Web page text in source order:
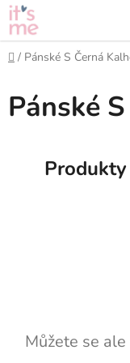
Přejít
na
obsah
Domů
/ Pánské S Černá
Pánské
Můžete se